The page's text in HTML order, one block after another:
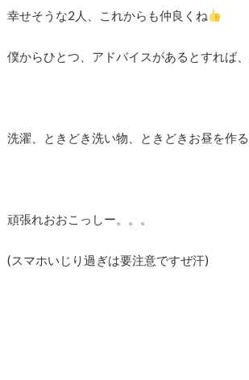
幸せそうな2人、これからも仲良くね
僕からひとつ、アドバイスがあるとすれば、
洗濯、ときどき洗い物、ときどきお昼を作る
頑張れおおこっしー。。。
(スマホいじり過ぎは要注意ですぜ汗)